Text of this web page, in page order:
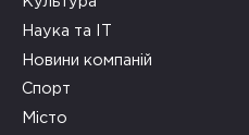
Наука та ІТ
Новини компаній
Спорт
Місто